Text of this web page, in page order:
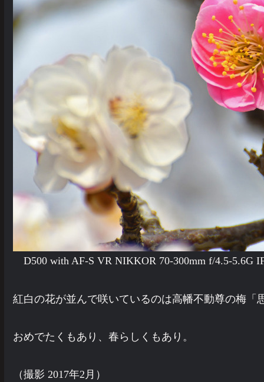
D500 with AF-S VR NIKKOR 70-300mm f/4.5-5.6G
紅白の花が並んで咲いているのは高幡不動尊の梅「
おめでたくもあり、春らしくもあり。
（撮影 2017年2月）